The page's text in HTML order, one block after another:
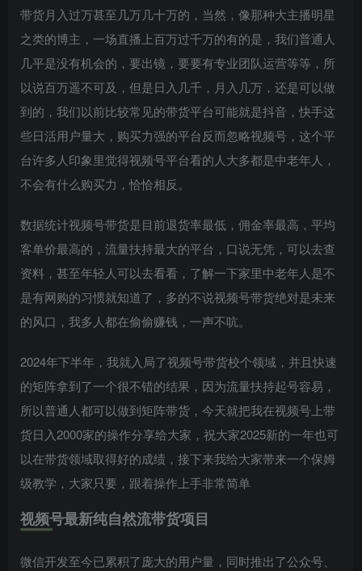
带货月入过万甚至几万几十万的，当然，像那种大主播明星
之类的博主，一场直播上百万过千万的有的是，我们普通人
几平是没有机会的，要出镜，要要有专业团队运营等等，所
以说百万遥不可及，但是日入几千，月入几万，还是可以做
到的，我们以前比较常见的带货平台可能就是抖音，快手这
些日活用户量大，购买力强的平台反而忽略视频号，这个平
台许多人印象里觉得视频号平台看的人大多都是中老年人，
不会有什么购买力，恰恰相反。
数据统计视频号带货是目前退货率最低，佣金率最高，平均
客单价最高的，流量扶持最大的平台，口说无凭，可以去查
资料，甚至年轻人可以去看看，了解一下家里中老年人是不
是有网购的习惯就知道了，多的不说视频号带货绝对是未来
的风口，我多人都在偷偷赚钱，一声不吭。
2024年下半年，我就入局了视频号带货校个领域，并且快速
的矩阵拿到了一个很不错的结果，因为流量扶持起号容易，
所以普通人都可以做到矩阵带货，今天就把我在视频号上带
货日入2000家的操作分享给大家，祝大家2025新的一年也可
以在带货领域取得好的成绩，接下来我给大家带来一个保姆
级教学，大家只要，跟着操作上手非常简单
视频号最新纯自然流带货项目
微信开发至今已累积了庞大的用户量，同时推出了公众号、